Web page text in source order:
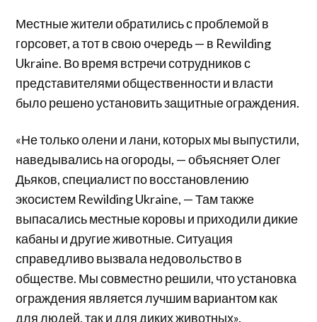
Местные жители обратились с проблемой в
горсовет, а тот в свою очередь — в Rewilding
Ukraine. Во время встречи сотрудников с
представителями общественности и власти
было решено установить защитные ограждения.
«Не только олени и лани, которых мы выпустили,
наведывались на огороды, — объясняет Олег
Дьяков, специалист по восстановлению
экосистем Rewilding Ukraine, — Там также
выпасались местные коровы и приходили дикие
кабаны и другие животные. Ситуация
справедливо вызвала недовольство в
обществе. Мы совместно решили, что установка
ограждения является лучшим вариантом как
для людей, так и для диких животных».